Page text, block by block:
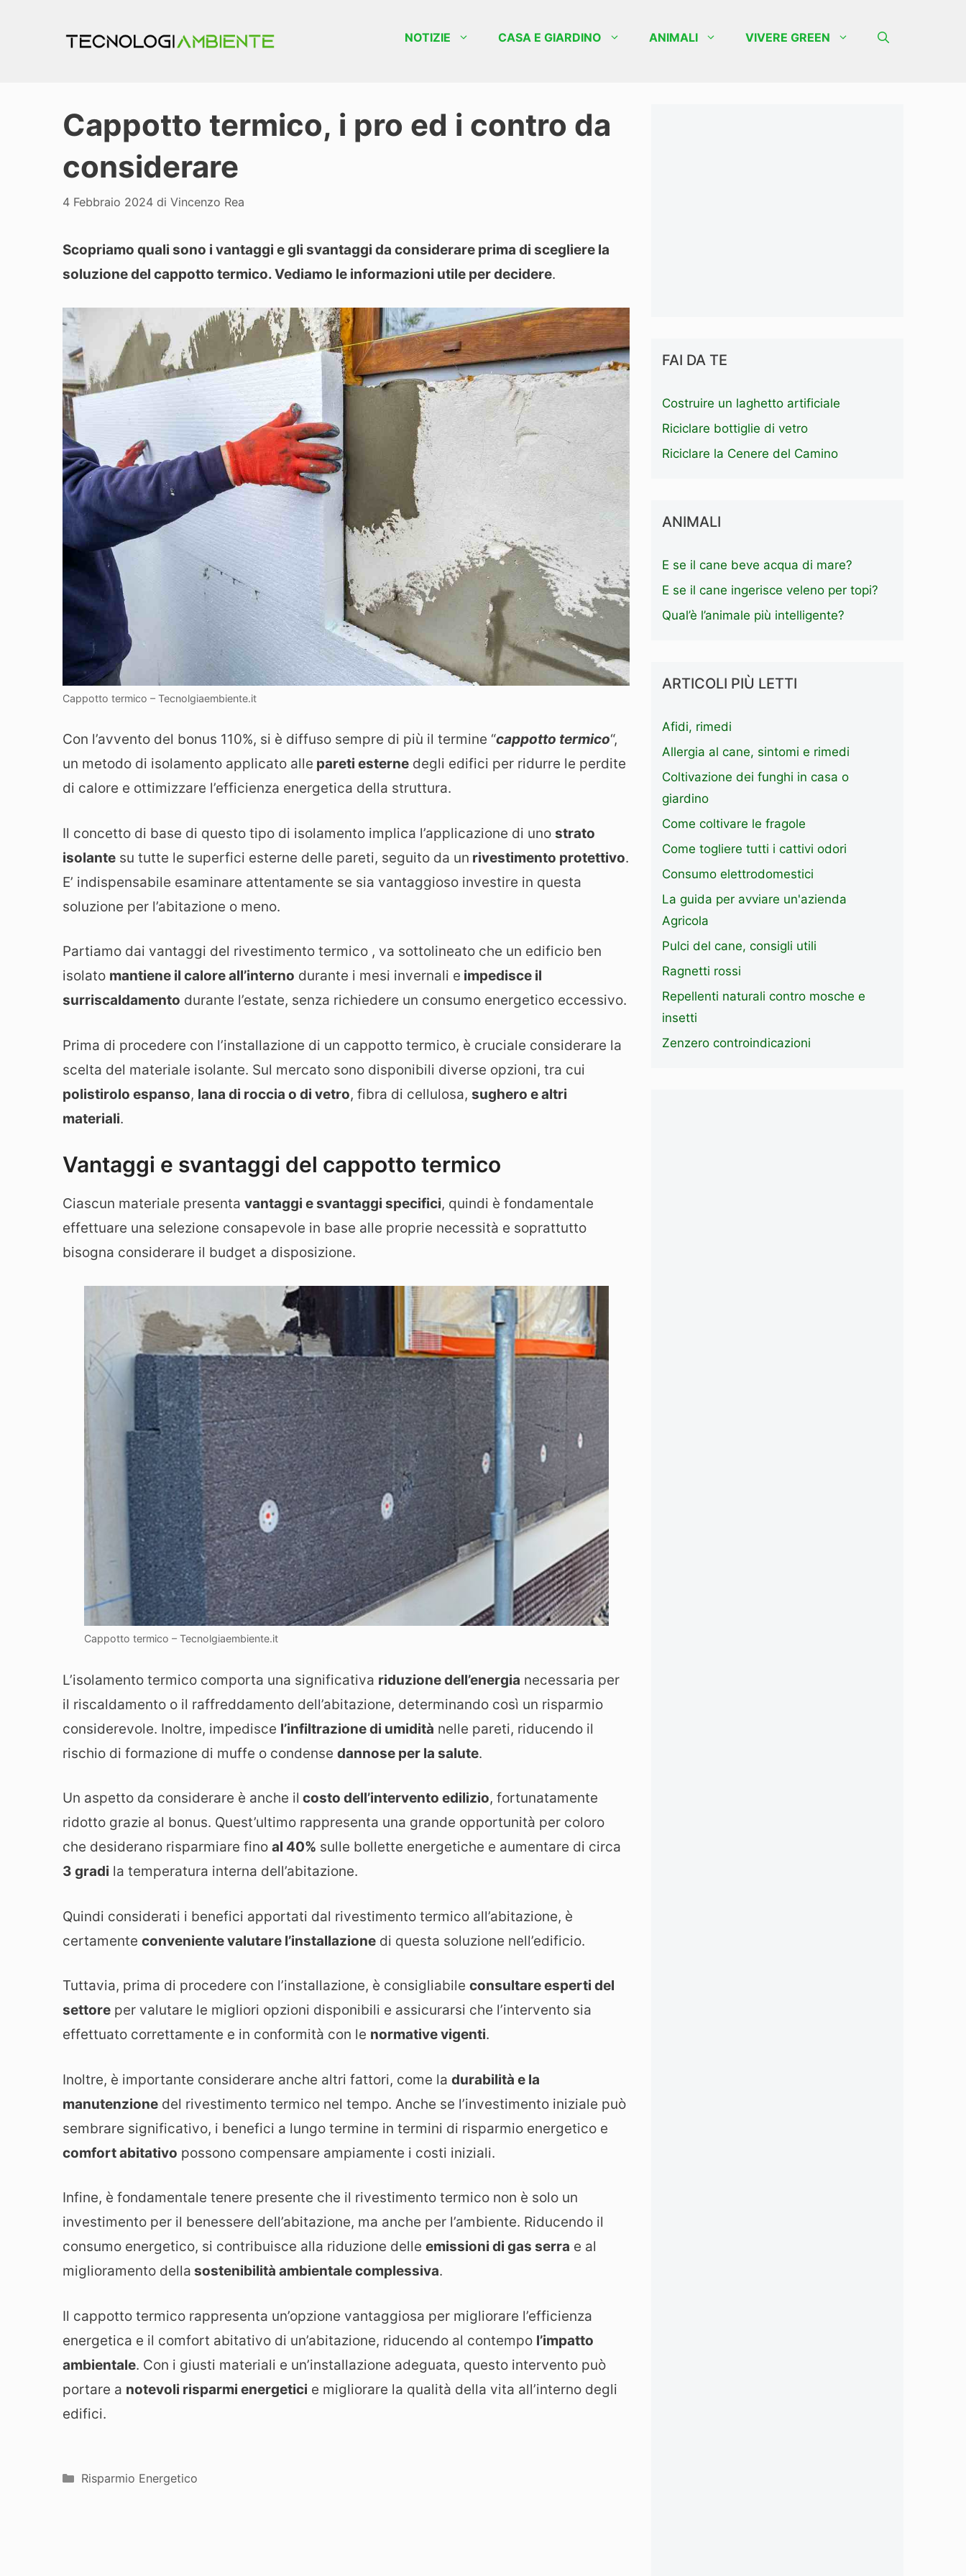
NOTIZIE CASA E GIARDINO ANIMALI VIVERE GREEN
Cappotto termico, i pro ed i contro da
considerare
4 Febbraio 2024 di Vincenzo Rea
Scopriamo quali sono i vantaggi e gli svantaggi da considerare prima di scegliere la
soluzione del cappotto termico. Vediamo le informazioni utile per decidere.
Cappotto termico – Tecnolgiaembiente.it
Con l’avvento del bonus 110%, si è diffuso sempre di più il termine “cappotto termico“,
un metodo di isolamento applicato alle pareti esterne degli edifici per ridurre le perdite
di calore e ottimizzare l’efficienza energetica della struttura.
Il concetto di base di questo tipo di isolamento implica l’applicazione di uno strato
isolante su tutte le superfici esterne delle pareti, seguito da un rivestimento protettivo.
E’ indispensabile esaminare attentamente se sia vantaggioso investire in questa
soluzione per l’abitazione o meno.
Partiamo dai vantaggi del rivestimento termico , va sottolineato che un edificio ben
isolato mantiene il calore all’interno durante i mesi invernali e impedisce il
surriscaldamento durante l’estate, senza richiedere un consumo energetico eccessivo.
Prima di procedere con l’installazione di un cappotto termico, è cruciale considerare la
scelta del materiale isolante. Sul mercato sono disponibili diverse opzioni, tra cui
polistirolo espanso, lana di roccia o di vetro, fibra di cellulosa, sughero e altri
materiali.
Vantaggi e svantaggi del cappotto termico
Ciascun materiale presenta vantaggi e svantaggi specifici, quindi è fondamentale
effettuare una selezione consapevole in base alle proprie necessità e soprattutto
bisogna considerare il budget a disposizione.
Cappotto termico – Tecnolgiaembiente.it
L’isolamento termico comporta una significativa riduzione dell’energia necessaria per
il riscaldamento o il raffreddamento dell’abitazione, determinando così un risparmio
considerevole. Inoltre, impedisce l’infiltrazione di umidità nelle pareti, riducendo il
rischio di formazione di muffe o condense dannose per la salute.
Un aspetto da considerare è anche il costo dell’intervento edilizio, fortunatamente
ridotto grazie al bonus. Quest’ultimo rappresenta una grande opportunità per coloro
che desiderano risparmiare fino al 40% sulle bollette energetiche e aumentare di circa
3 gradi la temperatura interna dell’abitazione.
Quindi considerati i benefici apportati dal rivestimento termico all’abitazione, è
certamente conveniente valutare l’installazione di questa soluzione nell’edificio.
Tuttavia, prima di procedere con l’installazione, è consigliabile consultare esperti del
settore per valutare le migliori opzioni disponibili e assicurarsi che l’intervento sia
effettuato correttamente e in conformità con le normative vigenti.
Inoltre, è importante considerare anche altri fattori, come la durabilità e la
manutenzione del rivestimento termico nel tempo. Anche se l’investimento iniziale può
sembrare significativo, i benefici a lungo termine in termini di risparmio energetico e
comfort abitativo possono compensare ampiamente i costi iniziali.
Infine, è fondamentale tenere presente che il rivestimento termico non è solo un
investimento per il benessere dell’abitazione, ma anche per l’ambiente. Riducendo il
consumo energetico, si contribuisce alla riduzione delle emissioni di gas serra e al
miglioramento della sostenibilità ambientale complessiva.
Il cappotto termico rappresenta un’opzione vantaggiosa per migliorare l’efficienza
energetica e il comfort abitativo di un’abitazione, riducendo al contempo l’impatto
ambientale. Con i giusti materiali e un’installazione adeguata, questo intervento può
portare a notevoli risparmi energetici e migliorare la qualità della vita all’interno degli
edifici.
Categorie
Risparmio Energetico
FAI DA TE
Costruire un laghetto artificiale
Riciclare bottiglie di vetro
Riciclare la Cenere del Camino
ANIMALI
E se il cane beve acqua di mare?
E se il cane ingerisce veleno per topi?
Qual’è l’animale più intelligente?
ARTICOLI PIÙ LETTI
Afidi, rimedi
Allergia al cane, sintomi e rimedi
Coltivazione dei funghi in casa o
giardino
Come coltivare le fragole
Come togliere tutti i cattivi odori
Consumo elettrodomestici
La guida per avviare un'azienda
Agricola
Pulci del cane, consigli utili
Ragnetti rossi
Repellenti naturali contro mosche e
insetti
Zenzero controindicazioni